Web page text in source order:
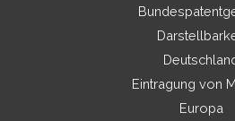
Eintragung von
Europa